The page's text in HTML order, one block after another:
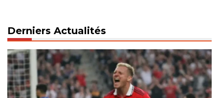
Derniers Actualités